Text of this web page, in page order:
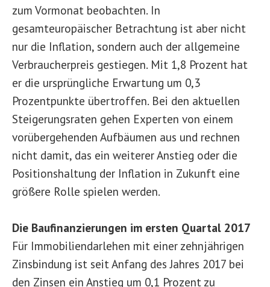
zum Vormonat beobachten. In
gesamteuropäischer Betrachtung ist aber nicht
nur die Inflation, sondern auch der allgemeine
Verbraucherpreis gestiegen. Mit 1,8 Prozent hat
er die ursprüngliche Erwartung um 0,3
Prozentpunkte übertroffen. Bei den aktuellen
Steigerungsraten gehen Experten von einem
vorübergehenden Aufbäumen aus und rechnen
nicht damit, das ein weiterer Anstieg oder die
Positionshaltung der Inflation in Zukunft eine
größere Rolle spielen werden.
Die Baufinanzierungen im ersten Quartal 2017
Für Immobiliendarlehen mit einer zehnjährigen
Zinsbindung ist seit Anfang des Jahres 2017 bei
den Zinsen ein Anstieg um 0,1 Prozent zu